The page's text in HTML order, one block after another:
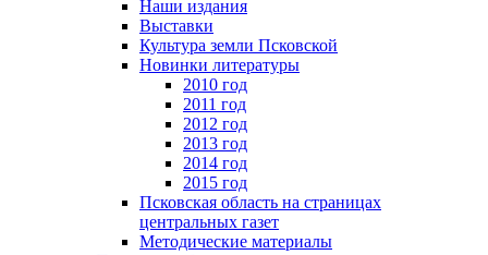
Наши издания
Выставки
Культура земли Псковской
Новинки литературы
2010 год
2011 год
2012 год
2013 год
2014 год
2015 год
Псковская область на страницах
центральных газет
Методические материалы